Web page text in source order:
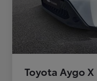
Toyota Aygo X